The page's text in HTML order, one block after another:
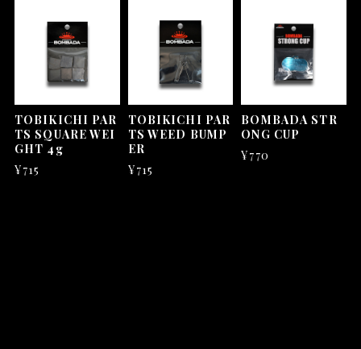
TOBIKICHI PAR
TS SQUARE WEI
GHT 4g
¥715
TOBIKICHI PAR
TS WEED BUMP
ER
¥715
BOMBADA STR
ONG CUP
¥770